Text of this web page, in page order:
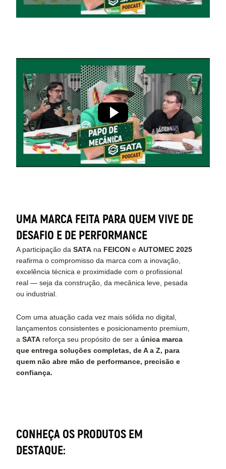
UMA MARCA FEITA PARA QUEM VIVE DE
DESAFIO E DE PERFORMANCE
A participação da SATA na FEICON e AUTOMEC 2025
reafirma o compromisso da marca com a inovação,
excelência técnica e proximidade com o profissional
real — seja da construção, da mecânica leve, pesada
ou industrial.
Com uma atuação cada vez mais sólida no digital,
lançamentos consistentes e posicionamento premium,
a SATA reforça seu propósito de ser a única marca
que entrega soluções completas, de A a Z, para
quem não abre mão de performance, precisão e
confiança.
CONHEÇA OS PRODUTOS EM
DESTAQUE: